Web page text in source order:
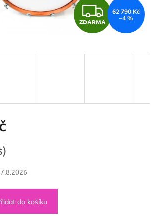
Z
D
A
ZDARMA
62 790 Kč
–4 %
7.8.2026
do košíku